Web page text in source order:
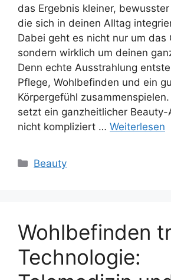
das Ergebnis kleiner,
die sich in deinen Alltag
Dabei geht es nicht nur um das
sondern wirklich um deinen
Denn echte Ausstrahlung
Pflege, Wohlbefinden und ein
Körpergefühl
setzt ein ganzheitlicher
nicht kompliziert … Weiterlesen
Kategorien
Beauty
Wohlbefinden
Technologie: